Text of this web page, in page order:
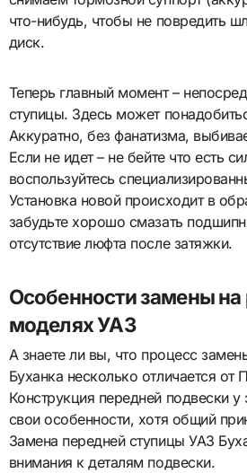
что-нибудь, чтобы не повредить
диск.
Теперь главный момент –
ступицы. Здесь может
Аккуратно, без фанатизма,
Если не идет – не бейте что есть
воспользуйтесь
Установка новой происходит в
забудьте хорошо смазать
отсутствие люфта после затяжки.
Особенности замены на
моделях УАЗ
А знаете ли вы, что процесс
Буханка несколько отличается от
Конструкция передней подвески
свои особенности, хотя общий
Замена передней ступицы УАЗ
внимания к деталям подвески.